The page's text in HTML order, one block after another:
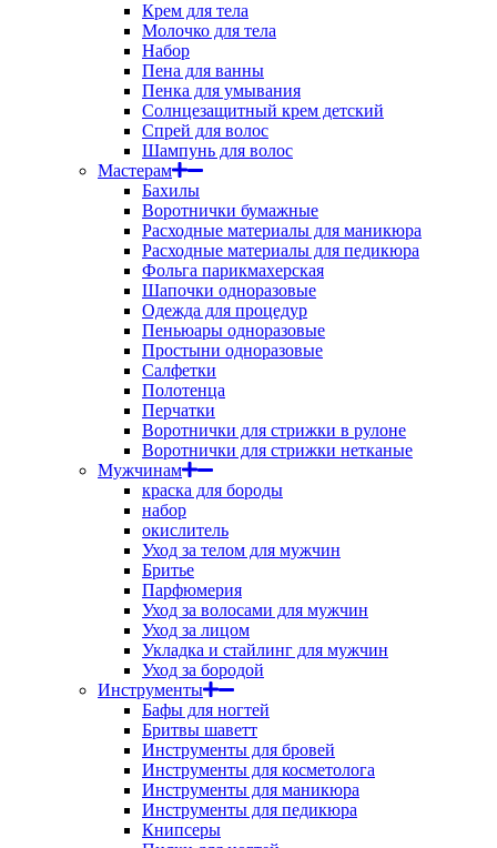
Крем для тела
Молочко для тела
Набор
Пена для ванны
Пенка для умывания
Солнцезащитный крем детский
Спрей для волос
Шампунь для волос
Мастерам
Бахилы
Воротнички бумажные
Расходные материалы для маникюра
Расходные материалы для педикюра
Фольга парикмахерская
Шапочки одноразовые
Одежда для процедур
Пеньюары одноразовые
Простыни одноразовые
Салфетки
Полотенца
Перчатки
Воротнички для стрижки в рулоне
Воротнички для стрижки нетканые
Мужчинам
краска для бороды
набор
окислитель
Уход за телом для мужчин
Бритье
Парфюмерия
Уход за волосами для мужчин
Уход за лицом
Укладка и стайлинг для мужчин
Уход за бородой
Инструменты
Бафы для ногтей
Бритвы шаветт
Инструменты для бровей
Инструменты для косметолога
Инструменты для маникюра
Инструменты для педикюра
Книпсеры